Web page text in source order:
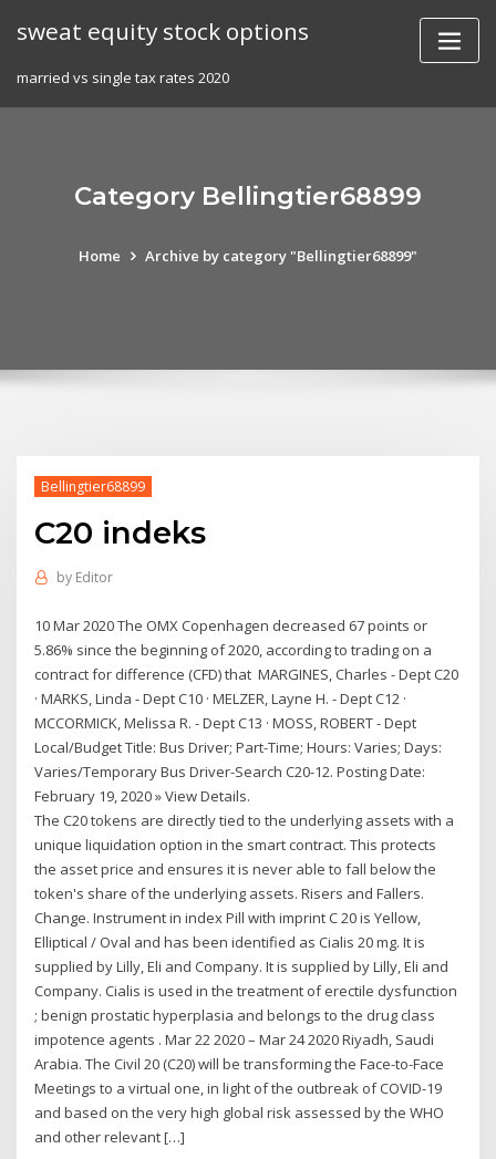
sweat equity stock options
married vs single tax rates 2020
Category Bellingtier68899
Home Archive by category "Bellingtier68899"
Bellingtier68899
C20 indeks
by Editor
10 Mar 2020 The OMX Copenhagen decreased 67 points or
5.86% since the beginning of 2020, according to trading on a
contract for difference (CFD) that MARGINES, Charles - Dept C20
· MARKS, Linda - Dept C10 · MELZER, Layne H. - Dept C12 ·
MCCORMICK, Melissa R. - Dept C13 · MOSS, ROBERT - Dept
Local/Budget Title: Bus Driver; Part-Time; Hours: Varies; Days:
Varies/Temporary Bus Driver-Search C20-12. Posting Date:
February 19, 2020 » View Details.
The C20 tokens are directly tied to the underlying assets with a
unique liquidation option in the smart contract. This protects
the asset price and ensures it is never able to fall below the
token's share of the underlying assets. Risers and Fallers.
Change. Instrument in index Pill with imprint C 20 is Yellow,
Elliptical / Oval and has been identified as Cialis 20 mg. It is
supplied by Lilly, Eli and Company. It is supplied by Lilly, Eli and
Company. Cialis is used in the treatment of erectile dysfunction
; benign prostatic hyperplasia and belongs to the drug class
impotence agents . Mar 22 2020 – Mar 24 2020 Riyadh, Saudi
Arabia. The Civil 20 (C20) will be transforming the Face-to-Face
Meetings to a virtual one, in light of the outbreak of COVID-19
and based on the very high global risk assessed by the WHO
and other relevant […]